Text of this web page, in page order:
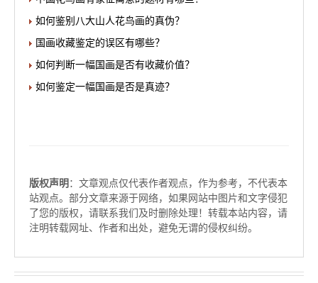
如何鉴别八大山人花鸟画的真伪？
国画收藏鉴定的误区有哪些？
如何判断一幅国画是否有收藏价值？
如何鉴定一幅国画是否是真迹？
版权声明 ：文章观点仅代表作者观点，作为参考，不代表本
站观点。部分文章来源于网络，如果网站中图片和文字侵犯
了您的版权，请联系我们及时删除处理！转载本站内容，请
注明转载网址、作者和出处，避免无谓的侵权纠纷。